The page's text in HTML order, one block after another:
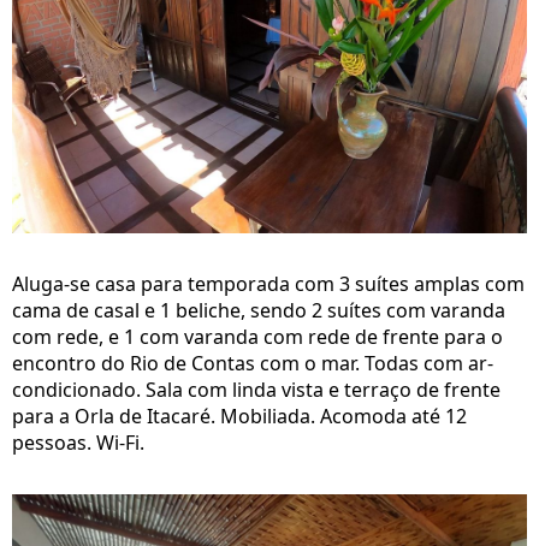
Aluga-se casa para temporada com 3 suítes amplas com
cama de casal e 1 beliche, sendo 2 suítes com varanda
com rede, e 1 com varanda com rede de frente para o
encontro do Rio de Contas com o mar. Todas com ar-
condicionado. Sala com linda vista e terraço de frente
para a Orla de Itacaré. Mobiliada. Acomoda até 12
pessoas. Wi-Fi.